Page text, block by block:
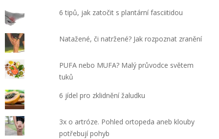
6 tipů, jak zatočit s plantární fasciitidou
Natažené, či natržené? Jak rozpoznat zranění
PUFA nebo MUFA? Malý průvodce světem
tuků
6 jídel pro zklidnění žaludku
3x o artróze. Pohled ortopeda aneb klouby
potřebují pohyb